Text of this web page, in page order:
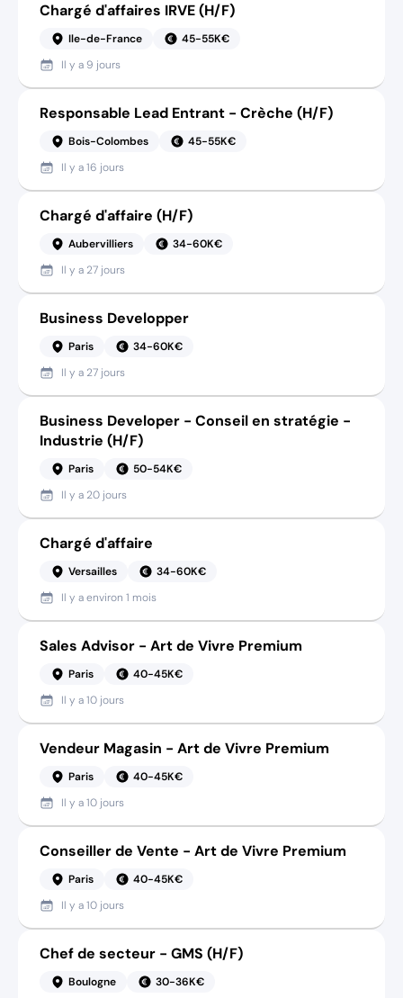
Chargé d'affaires IRVE (H/F)
Ile-de-France
45-55K€
Il y a 9 jours
Responsable Lead Entrant - Crèche (H/F)
Bois-Colombes
45-55K€
Il y a16 jours
Chargé d'affaire (H/F)
Aubervilliers
34-60K€
Il y a 27 jours
Business Developper
Paris
34-60K€
Il y a 27 jours
Business Developer - Conseil en stratégie -
Industrie (H/F)
Paris
50-54K€
Il y a 20 jours
Chargé d'affaire
Versailles
34-60K€
Il y aenviron 1 mois
Sales Advisor - Art de Vivre Premium
Paris
40-45K€
Il y a10 jours
Vendeur Magasin - Art de Vivre Premium
Paris
40-45K€
Il y a10 jours
Conseiller de Vente - Art de Vivre Premium
Paris
40-45K€
Il y a10 jours
Chef de secteur - GMS (H/F)
Boulogne
30-36K€